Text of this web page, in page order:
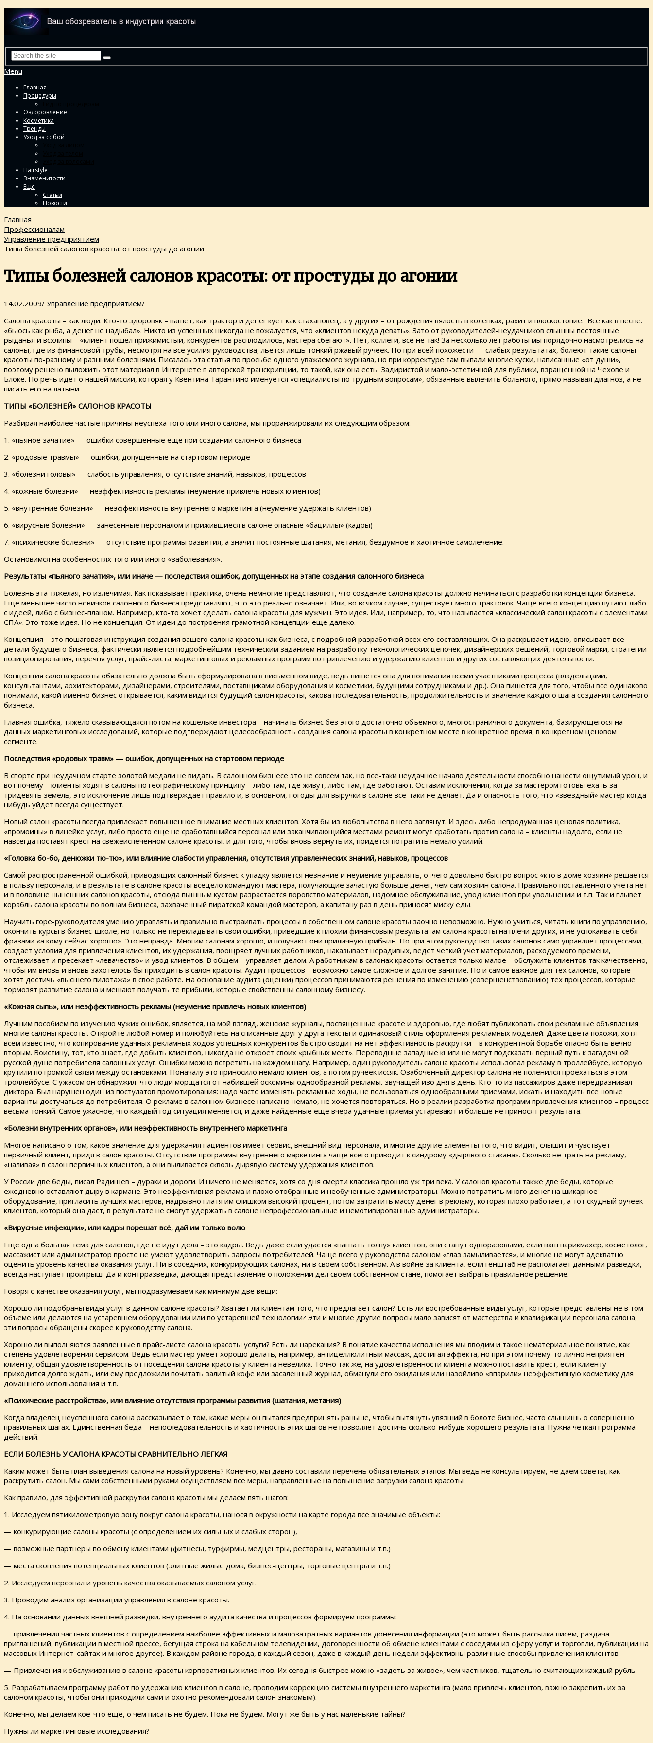
Menu
Главная
Процедуры
Оздоровление
Косметика
Тренды
Уход за собой
Hairstyle
Знаменитости
Еще
Статьи
Новости
Главная
Профессионалам
Управление предприятием
Типы болезней салонов красоты: от простуды до агонии
Типы болезней салонов красоты: от простуды до агонии
14.02.2009/ Управление предприятием/
Салоны красоты – как люди. Кто-то здоровяк – пашет, как трактор и денег кует как стахановец, а у других – от рождения вялость в коленках, рахит и плоскостопие. Все как в песне:
«бьюсь как рыба, а денег не надыбал». Никто из успешных никогда не пожалуется, что «клиентов некуда девать». Зато от руководителей-неудачников слышны постоянные
рыданья и всхлипы – «клиент пошел прижимистый, конкурентов расплодилось, мастера сбегают». Нет, коллеги, все не так! За несколько лет работы мы порядочно насмотрелись на
салоны, где из финансовой трубы, несмотря на все усилия руководства, льется лишь тонкий ржавый ручеек. Но при всей похожести — слабых результатах, болеют такие салоны
красоты по-разному и разными болезнями. Писалась эта статья по просьбе одного уважаемого журнала, но при корректуре там выпали многие куски, написанные «от души»,
поэтому решено выложить этот материал в Интернете в авторской транскрипции, то такой, как она есть. Задиристой и мало-эстетичной для публики, взращенной на Чехове и
Блоке. Но речь идет о нашей миссии, которая у Квентина Тарантино именуется «специалисты по трудным вопросам», обязанные вылечить больного, прямо называя диагноз, а не
писать его на латыни.
ТИПЫ «БОЛЕЗНЕЙ» САЛОНОВ КРАСОТЫ
Разбирая наиболее частые причины неуспеха того или иного салона, мы проранжировали их следующим образом:
1. «пьяное зачатие» — ошибки совершенные еще при создании салонного бизнеса
2. «родовые травмы» — ошибки, допущенные на стартовом периоде
3. «болезни головы» — слабость управления, отсутствие знаний, навыков, процессов
4. «кожные болезни» — неэффективность рекламы (неумение привлечь новых клиентов)
5. «внутренние болезни» — неэффективность внутреннего маркетинга (неумение удержать клиентов)
6. «вирусные болезни» — занесенные персоналом и прижившиеся в салоне опасные «бациллы» (кадры)
7. «психические болезни» — отсутствие программы развития, а значит постоянные шатания, метания, бездумное и хаотичное самолечение.
Остановимся на особенностях того или иного «заболевания».
Результаты «пьяного зачатия», или иначе — последствия ошибок, допущенных на этапе создания салонного бизнеса
Болезнь эта тяжелая, но излечимая. Как показывает практика, очень немногие представляют, что создание салона красоты должно начинаться с разработки концепции бизнеса.
Еще меньшее число новичков салонного бизнеса представляют, что это реально означает. Или, во всяком случае, существует много трактовок. Чаще всего концепцию путают либо
с идеей, либо с бизнес-планом. Например, кто-то хочет сделать салона красоты для мужчин. Это идея. Или, например, то, что называется «классический салон красоты с элементами
СПА». Это тоже идея. Но не концепция. От идеи до построения грамотной концепции еще далеко.
Концепция – это пошаговая инструкция создания вашего салона красоты как бизнеса, с подробной разработкой всех его составляющих. Она раскрывает идею, описывает все
детали будущего бизнеса, фактически является подробнейшим техническим заданием на разработку технологических цепочек, дизайнерских решений, торговой марки, стратегии
позиционирования, перечня услуг, прайс-листа, маркетинговых и рекламных программ по привлечению и удержанию клиентов и других составляющих деятельности.
Концепция салона красоты обязательно должна быть сформулирована в письменном виде, ведь пишется она для понимания всеми участниками процесса (владельцами,
консультантами, архитекторами, дизайнерами, строителями, поставщиками оборудования и косметики, будущими сотрудниками и др.). Она пишется для того, чтобы все одинаково
понимали, какой именно бизнес открывается, каким видится будущий салон красоты, какова последовательность, продолжительность и значение каждого шага создания салонного
бизнеса.
Главная ошибка, тяжело сказывающаяся потом на кошельке инвестора – начинать бизнес без этого достаточно объемного, многостраничного документа, базирующегося на
данных маркетинговых исследований, которые подтверждают целесообразность создания салона красоты в конкретном месте в конкретное время, в конкретном ценовом
сегменте.
Последствия «родовых травм» — ошибок, допущенных на стартовом периоде
В спорте при неудачном старте золотой медали не видать. В салонном бизнесе это не совсем так, но все-таки неудачное начало деятельности способно нанести ощутимый урон, и
вот почему – клиенты ходят в салоны по географическому принципу – либо там, где живут, либо там, где работают. Оставим исключения, когда за мастером готовы ехать за
тридевять земель, это исключение лишь подтверждает правило и, в основном, погоды для выручки в салоне все-таки не делает. Да и опасность того, что «звездный» мастер когда-
нибудь уйдет всегда существует.
Новый салон красоты всегда привлекает повышенное внимание местных клиентов. Хотя бы из любопытства в него заглянут. И здесь либо непродуманная ценовая политика,
«промоины» в линейке услуг, либо просто еще не сработавшийся персонал или заканчивающийся местами ремонт могут сработать против салона – клиенты надолго, если не
навсегда поставят крест на свежеиспеченном салоне красоты, и для того, чтобы вновь вернуть их, придется потратить немало усилий.
«Головка бо-бо, денюжки тю-тю», или влияние слабости управления, отсутствия управленческих знаний, навыков, процессов
Самой распространенной ошибкой, приводящих салонный бизнес к упадку является незнание и неумение управлять, отчего довольно быстро вопрос «кто в доме хозяин» решается
в пользу персонала, и в результате в салоне красоты всецело командуют мастера, получающие зачастую больше денег, чем сам хозяин салона. Правильно поставленного учета нет
и в половине нынешних салонов красоты, отсюда пышным кустом разрастается воровство материалов, надомное обслуживание, увод клиентов при увольнении и т.п. Так и плывет
корабль салона красоты по волнам бизнеса, захваченный пиратской командой мастеров, а капитану раз в день приносят миску еды.
Научить горе-руководителя умению управлять и правильно выстраивать процессы в собственном салоне красоты заочно невозможно. Нужно учиться, читать книги по управлению,
окончить курсы в бизнес-школе, но только не перекладывать свои ошибки, приведшие к плохим финансовым результатам салона красоты на плечи других, и не успокаивать себя
фразами «а кому сейчас хорошо». Это неправда. Многим салонам хорошо, и получают они приличную прибыль. Но при этом руководство таких салонов само управляет процессами,
создает условия для привлечения клиентов, их удержания, поощряет лучших работников, наказывает нерадивых, ведет четкий учет материалов, расходуемого времени,
отслеживает и пресекает «левачество» и увод клиентов. В общем – управляет делом. А работникам в салонах красоты остается только малое – обслужить клиентов так качественно,
чтобы им вновь и вновь захотелось бы приходить в салон красоты. Аудит процессов – возможно самое сложное и долгое занятие. Но и самое важное для тех салонов, которые
хотят достичь «высшего пилотажа» в свое работе. На основание аудита (оценки) процессов принимаются решения по изменению (совершенствованию) тех процессов, которые
тормозят развитие салона и мешают получать те прибыли, которые свойственны салонному бизнесу.
«Кожная сыпь», или неэффективность рекламы (неумение привлечь новых клиентов)
Лучшим пособием по изучению чужих ошибок, является, на мой взгляд, женские журналы, посвященные красоте и здоровью, где любят публиковать свои рекламные объявления
многие салоны красоты. Откройте любой номер и полюбуйтесь на списанные друг у друга тексты и одинаковый стиль оформления рекламных моделей. Даже цвета похожи, хотя
всем известно, что копирование удачных рекламных ходов успешных конкурентов быстро сводит на нет эффективность раскрутки – в конкурентной борьбе опасно быть вечно
вторым. Воистину, тот, кто знает, где добыть клиентов, никогда не откроет своих «рыбных мест». Переводные западные книги не могут подсказать верный путь к загадочной
русской душе потребителя салонных услуг. Ошибки можно встретить на каждом шагу. Например, один руководитель салона красоты использовал рекламу в троллейбусе, которую
крутили по громкой связи между остановками. Поначалу это приносило немало клиентов, а потом ручеек иссяк. Озабоченный директор салона не поленился проехаться в этом
троллейбусе. С ужасом он обнаружил, что люди морщатся от набившей оскомины однообразной рекламы, звучащей изо дня в день. Кто-то из пассажиров даже передразнивал
диктора. Был нарушен один из постулатов промотирования: надо часто изменять рекламные ходы, не пользоваться однообразными приемами, искать и находить все новые
варианты достучаться до потребителя. О рекламе в салонном бизнесе написано немало, не хочется повторяться. Но в реалии разработка программ привлечения клиентов – процесс
весьма тонкий. Самое ужасное, что каждый год ситуация меняется, и даже найденные еще вчера удачные приемы устаревают и больше не приносят результата.
«Болезни внутренних органов», или неэффективность внутреннего маркетинга
Многое написано о том, какое значение для удержания пациентов имеет сервис, внешний вид персонала, и многие другие элементы того, что видит, слышит и чувствует
первичный клиент, придя в салон красоты. Отсутствие программы внутреннего маркетинга чаще всего приводит к синдрому «дырявого стакана». Сколько не трать на рекламу,
«наливая» в салон первичных клиентов, а они выливается сквозь дырявую систему удержания клиентов.
У России две беды, писал Радищев – дураки и дороги. И ничего не меняется, хотя со дня смерти классика прошло уж три века. У салонов красоты также две беды, которые
ежедневно оставляют дыру в кармане. Это неэффективная реклама и плохо отобранные и необученные администраторы. Можно потратить много денег на шикарное
оборудование, пригласить лучших мастеров, надрывно платя им слишком высокий процент, потом затратить массу денег в рекламу, которая плохо работает, а тот скудный ручеек
клиентов, который она даст, в результате не смогут удержать в салоне непрофессиональные и немотивированные администраторы.
«Вирусные инфекции», или кадры порешат всё, дай им только волю
Еще одна больная тема для салонов, где не идут дела – это кадры. Ведь даже если удастся «нагнать толпу» клиентов, они станут одноразовыми, если ваш парикмахер, косметолог,
массажист или администратор просто не умеют удовлетворить запросы потребителей. Чаще всего у руководства салоном «глаз замыливается», и многие не могут адекватно
оценить уровень качества оказания услуг. Ни в соседних, конкурирующих салонах, ни в своем собственном. А в войне за клиента, если генштаб не располагает данными разведки,
всегда наступает проигрыш. Да и контрразведка, дающая представление о положении дел своем собственном стане, помогает выбрать правильное решение.
Говоря о качестве оказания услуг, мы подразумеваем как минимум две вещи:
Хорошо ли подобраны виды услуг в данном салоне красоты? Хватает ли клиентам того, что предлагает салон? Есть ли востребованные виды услуг, которые представлены не в том
объеме или делаются на устаревшем оборудовании или по устаревшей технологии? Эти и многие другие вопросы мало зависят от мастерства и квалификации персонала салона,
эти вопросы обращены скорее к руководству салона.
Хорошо ли выполняются заявленные в прайс-листе салона красоты услуги? Есть ли нарекания? В понятие качества исполнения мы вводим и такое нематериальное понятие, как
степень удовлетворения сервисом. Ведь если мастер умеет хорошо делать, например, антицеллюлитный массаж, достигая эффекта, но при этом почему-то лично неприятен
клиенту, общая удовлетворенность от посещения салона красоты у клиента невелика. Точно так же, на удовлетвренности клиента можно поставить крест, если клиенту
приходится долго ждать, или ему предложили почитать залитый кофе или засаленный журнал, обманули его ожидания или назойливо «впарили» неэффективную косметику для
домашнего использования и т.п.
«Психические расстройства», или влияние отсутствия программы развития (шатания, метания)
Когда владелец неуспешного салона рассказывает о том, какие меры он пытался предпринять раньше, чтобы вытянуть увязший в болоте бизнес, часто слышишь о совершенно
правильных шагах. Единственная беда – непоследовательность и хаотичность этих шагов не позволяет достичь сколько-нибудь хорошего результата. Нужна четкая программа
действий.
ЕСЛИ БОЛЕЗНЬ У САЛОНА КРАСОТЫ СРАВНИТЕЛЬНО ЛЕГКАЯ
Каким может быть план выведения салона на новый уровень? Конечно, мы давно составили перечень обязательных этапов. Мы ведь не консультируем, не даем советы, как
раскрутить салон. Мы сами собственными руками осуществляем все меры, направленные на повышение загрузки салона красоты.
Как правило, для эффективной раскрутки салона красоты мы делаем пять шагов:
1. Исследуем пятикилометровую зону вокруг салона красоты, нанося в окружности на карте города все значимые объекты:
— конкурирующие салоны красоты (с определением их сильных и слабых сторон),
— возможные партнеры по обмену клиентами (фитнесы, турфирмы, медцентры, рестораны, магазины и т.п.)
— места скопления потенциальных клиентов (элитные жилые дома, бизнес-центры, торговые центры и т.п.)
2. Исследуем персонал и уровень качества оказываемых салоном услуг.
3. Проводим анализ организации управления в салоне красоты.
4. На основании данных внешней разведки, внутреннего аудита качества и процессов формируем программы:
— привлечения частных клиентов с определением наиболее эффективных и малозатратных вариантов донесения информации (это может быть рассылка писем, раздача
приглашений, публикации в местной прессе, бегущая строка на кабельном телевидении, договоренности об обмене клиентами с соседями из сферу услуг и торговли, публикации на
массовых Интернет-сайтах и многое другое). В каждом районе города, в каждый сезон, даже в каждый день недели эффективны различные способы привлечения клиентов.
— Привлечения к обслуживанию в салоне красоты корпоративных клиентов. Их сегодня быстрее можно «задеть за живое», чем частников, тщательно считающих каждый рубль.
5. Разрабатываем программу работ по удержанию клиентов в салоне, проводим коррекцию системы внутреннего маркетинга (мало привлечь клиентов, важно закрепить их за
салоном красоты, чтобы они приходили сами и охотно рекомендовали салон знакомым).
Конечно, мы делаем кое-что еще, о чем писать не будем. Пока не будем. Могут же быть у нас маленькие тайны?
Нужны ли маркетинговые исследования?